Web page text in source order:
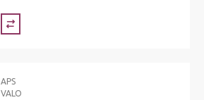
APS
VALO